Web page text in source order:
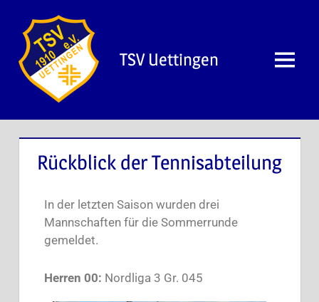
TSV Uettingen
Rückblick der Tennisabteilung
In der letzten Saison wurden drei
Mannschaften für die Sommerrunde
gemeldet.
Herren 00: Nordliga 3 Gr. 045